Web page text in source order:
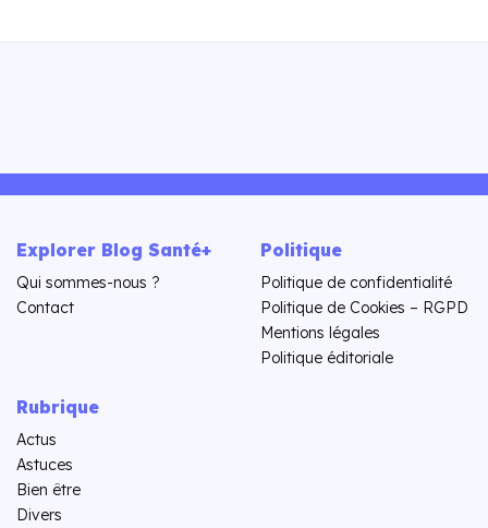
Explorer Blog Santé+
Qui sommes-nous ?
Contact
Politique
Politique de confidentialité
Politique de Cookies – RGPD
Mentions légales
Politique éditoriale
Rubrique
Actus
Astuces
Bien être
Divers